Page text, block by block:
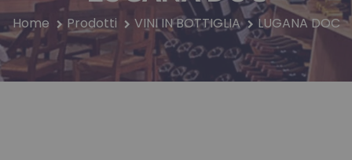
Home Prodotti VINI IN BOTTIGLIA LUGANA DOC